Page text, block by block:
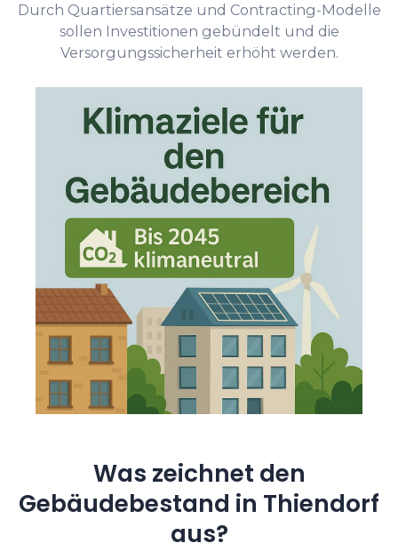
Durch Quartiersansätze und Contracting-Modelle
sollen Investitionen gebündelt und die
Versorgungssicherheit erhöht werden.
Was zeichnet den
Gebäudebestand in Thiendorf
aus?